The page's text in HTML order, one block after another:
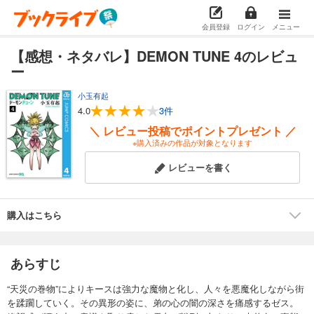
会員登録 ログイン メニュー
【感想・ネタバレ】DEMON TUNE 4のレビュ
ー
小玉有起
4.0 3件
＼ レビュー投稿でポイントプレゼント ／
※購入済みの作品が対象となります
レビューを書く
購入はこちら
あらすじ
“天災の巻物”によりキースは強力な魔物と化し、人々を悪魔化しながら街
を蹂躙していく。その異形の姿に、弟の心の闇の深さを痛感するゼス。